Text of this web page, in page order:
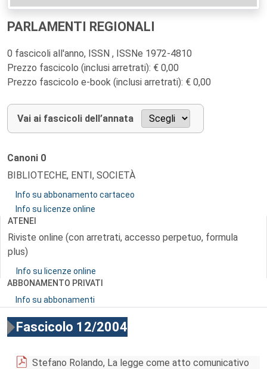
PARLAMENTI REGIONALI
0 fascicoli all'anno, ISSN , ISSNe 1972-4810
Prezzo fascicolo (inclusi arretrati): € 0,00
Prezzo fascicolo e-book (inclusi arretrati): € 0,00
Vai ai fascicoli dell’annata
Canoni 0
BIBLIOTECHE, ENTI, SOCIETÀ
Info su abbonamento cartaceo
Info su licenze online
ATENEI
Riviste online (con arretrati, accesso perpetuo, formula
plus)
Info su licenze online
ABBONAMENTO PRIVATI
Info su abbonamenti
Fascicolo 12/2004
Stefano Rolando, La legge come atto comunicativo